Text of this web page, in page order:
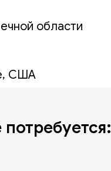
области
США